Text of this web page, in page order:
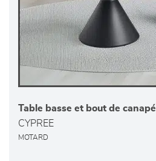
Table basse et bout de canapé
CYPREE
MOTARD